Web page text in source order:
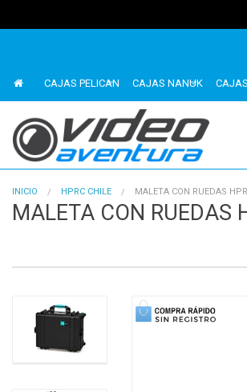
CAJAS PELICAN CAJAS NANUK
INICIO HPRC CHILE MALETA CON RUEDAS
MALETA CON RUEDAS
1 of 2